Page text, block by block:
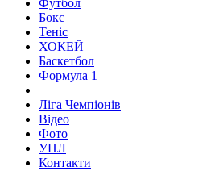
Футбол
Бокс
Теніс
ХОКЕЙ
Баскетбол
Формула 1
Ліга Чемпіонів
Відео
Фото
УПЛ
Контакти